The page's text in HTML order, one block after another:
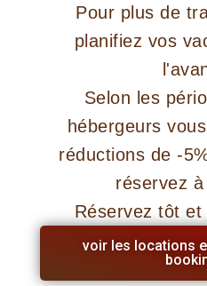
Pour plus de
planifiez vos
Selon les
hébergeurs
réductions de -
réservez
Réservez tôt
voir les locations